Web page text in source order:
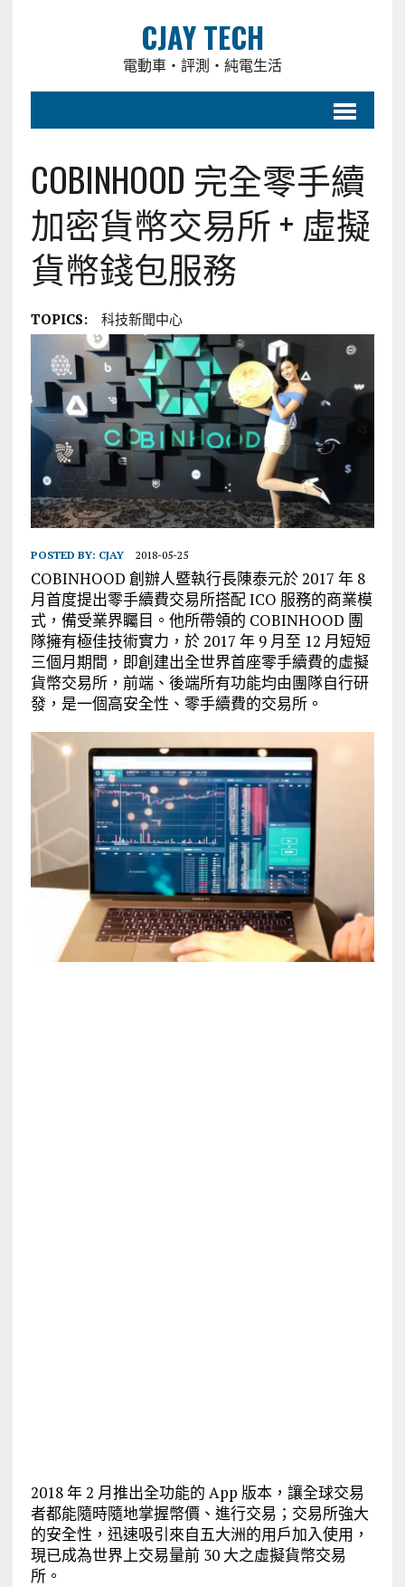
CJAY TECH
電動車・評測・純電生活
COBINHOOD 完全零手續
加密貨幣交易所 + 虛擬
貨幣錢包服務
TOPICS: 科技新聞中心
POSTED BY: CJAY 2018-05-25
COBINHOOD 創辦人暨執行長陳泰元於 2017 年 8
月首度提出零手續費交易所搭配 ICO 服務的商業模
式，備受業界矚目。他所帶領的 COBINHOOD 團
隊擁有極佳技術實力，於 2017 年 9 月至 12 月短短
三個月期間，即創建出全世界首座零手續費的虛擬
貨幣交易所，前端、後端所有功能均由團隊自行研
發，是一個高安全性、零手續費的交易所。
2018 年 2 月推出全功能的 App 版本，讓全球交易
者都能隨時隨地掌握幣價、進行交易；交易所強大
的安全性，迅速吸引來自五大洲的用戶加入使用，
現已成為世界上交易量前 30 大之虛擬貨幣交易
所。